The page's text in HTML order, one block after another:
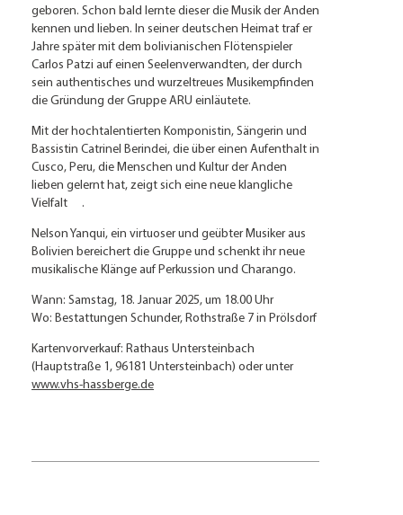
geboren. Schon bald lernte dieser die Musik der Anden
kennen und lieben. In seiner deutschen Heimat traf er
Jahre später mit dem bolivianischen Flötenspieler
Carlos Patzi auf einen Seelenverwandten, der durch
sein authentisches und wurzeltreues Musikempfinden
die Gründung der Gruppe ARU einläutete.
Mit der hochtalentierten Komponistin, Sängerin und
Bassistin Catrinel Berindei, die über einen Aufenthalt in
Cusco, Peru, die Menschen und Kultur der Anden
lieben gelernt hat, zeigt sich eine neue klangliche
Vielfalt .
Nelson Yanqui, ein virtuoser und geübter Musiker aus
Bolivien bereichert die Gruppe und schenkt ihr neue
musikalische Klänge auf Perkussion und Charango.
Wann: Samstag, 18. Januar 2025, um 18.00 Uhr
Wo: Bestattungen Schunder, Rothstraße 7 in Prölsdorf
Kartenvorverkauf: Rathaus Untersteinbach
(Hauptstraße 1, 96181 Untersteinbach) oder unter
www.vhs-hassberge.de